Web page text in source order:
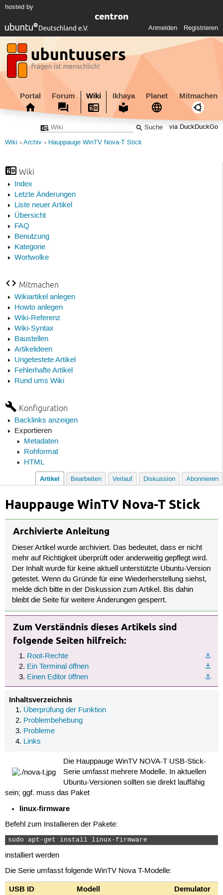
hosted by
Anmelden Registrieren
Portal Forum Wiki Ikhaya Planet Mitmachen
via DuckDuckGo
Wiki Archiv Hauppauge WinTV Nova-T Stick
Wiki
Index
Letzte Änderungen
Liste neuer Artikel
Übersicht
FAQ
Benutzung
Kategorie
Wortwolke
Mitmachen
Wikiartikel anlegen
Howto anlegen
Wiki-Referenz
Wiki-Syntax
Baustellen
Artikelideen
Ungetestete Artikel
Fehlerhafte Artikel
Rund ums Wiki
Konfiguration
Backlinks anzeigen
Exportieren
Metadaten
Rohformat
HTML
Artikel Bearbeiten Verlauf Diskussion Abonnieren
Hauppauge WinTV Nova-T Stick
Archivierte Anleitung
Dieser Artikel wurde archiviert. Das bedeutet, dass er nicht
mehr auf Richtigkeit überprüft oder anderweitig gepflegt wird.
Der Inhalt wurde für keine aktuell unterstützte Ubuntu-Version
getestet. Wenn du Gründe für eine Wiederherstellung siehst,
melde dich bitte in der Diskussion zum Artikel. Bis dahin
bleibt die Seite für weitere Änderungen gesperrt.
Zum Verständnis dieses Artikels sind
folgende Seiten hilfreich:
⚓︎
Root-Rechte
⚓︎
Ein Terminal öffnen
⚓︎
Einen Editor öffnen
Inhaltsverzeichnis
Überprüfung der Funktion
Problembehebung
Probleme
Links
Die Hauppauge WinTV NOVA-T USB-Stick-
Serie umfasst mehrere Modelle. In aktuellen
Ubuntu-Versionen sollten sie direkt lauffähig
sein; ggf. muss das Paket
linux-firmware
Befehl zum Installieren der Pakete:
sudo apt-get install linux-firmware
installiert werden
Die Serie umfasst folgende WinTV Nova T-Modelle:
USB ID Modell Demulator